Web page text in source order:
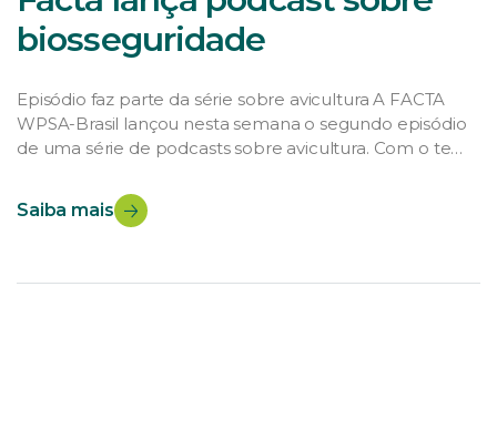
biosseguridade
Episódio faz parte da série sobre avicultura A FACTA
WPSA-Brasil lançou nesta semana o segundo episódio
de uma série de podcasts sobre avicultura. Com o tema
pandemia”, o episódio tem duração de 10 minutos e foi
desenvolvido pelo médico-veterinário e diretor da
Saiba mais